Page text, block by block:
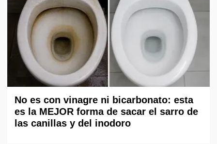
No es con vinagre ni bicarbonato: esta
es la MEJOR forma de sacar el sarro de
las canillas y del inodoro